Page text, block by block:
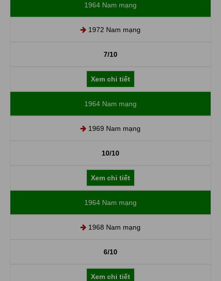
1964 Nam mạng
1972 Nam mạng
7/10
Xem chi tiết
1964 Nam mạng
1969 Nam mạng
10/10
Xem chi tiết
1964 Nam mạng
1968 Nam mạng
6/10
Xem chi tiết